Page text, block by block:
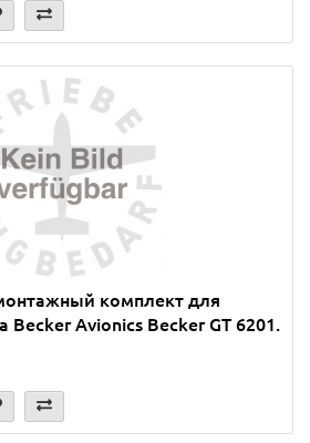
комплект для
Becker Avionics Becker GT 6201.